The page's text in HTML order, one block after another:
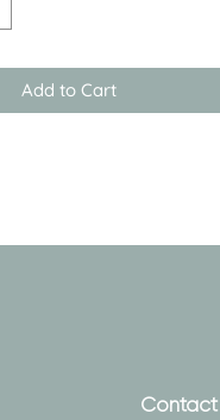
Add to Cart
Contact